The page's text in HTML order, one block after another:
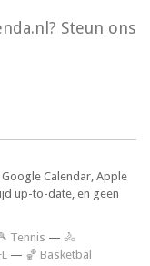
Steun ons
Calendar, Apple
up-to-date, en geen
Tennis — 🚴
— 🏀 Basketbal